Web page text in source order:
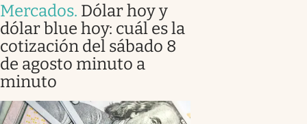
Mercados. Dólar hoy y
dólar blue hoy: cuál es la
cotización del sábado 8
de agosto minuto a
minuto